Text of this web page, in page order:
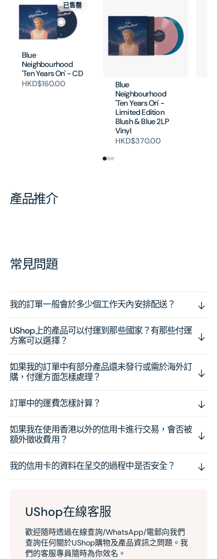
Blue
Neighbourhood
'Ten Years On' - CD
HKD$160.00
已售罄
Blue
Neighbourhood
'Ten Years On' -
Limited Edition
Blush & Blue 2LP
Vinyl
HKD$370.00
產品推介
常見問題
我的訂單一般會於多少個工作天內安排配送？
UShop上的產品可以付運到那些國家？有那些付運
方案可以選擇？
如果我的訂單中有部分產品還未發行或需於海外訂
購，付運方面怎樣處理？
訂單中的運費怎樣計算？
如果我在使用香港以外的信用卡進行交易，會否被
額外徵收費用？
我的信用卡的資料在呈交的過程中是否安全？
UShop在線客服
歡迎隨時透過在線查詢/WhatsApp/電郵向我們
查詢任何關於UShop購物及產品資訊之問題。我
們的客服專員隨時為你效名。